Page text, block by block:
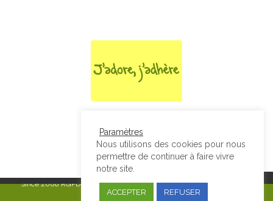
Since 2008RGPD & Mentions Légales|Designed by Studio Thil - Site
internet - Charte graphique
Paramètres
Nous utilisons des cookies pour nous
permettre de continuer à faire vivre
notre site.
ACCEPTER REFUSER